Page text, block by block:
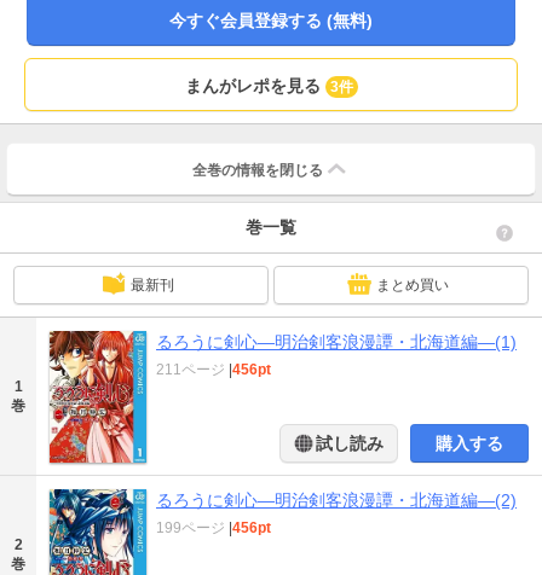
が判明。剣心達は北海道に向かうが…!? “不殺”の流浪人の新たな浪漫譚、開
今すぐ会員登録する (無料)
まんがレポを見る 3件
全巻の情報を 閉じる
巻一覧
最新刊 まとめ買い
1
巻
るろうに剣心―明治剣客浪漫譚・北海道編―(1)
211ページ 456pt
試し読み 購入する
2
巻
るろうに剣心―明治剣客浪漫譚・北海道編―(2)
199ページ 456pt